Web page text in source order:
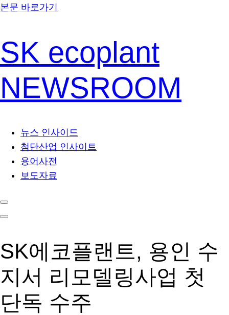
본문 바로가기
SK ecoplant
NEWSROOM
뉴스 인사이드
첨단산업 인사이트
용어사전
보도자료
SK에코플랜트, 용인 수
지서 리모델링사업 첫
단독 수주